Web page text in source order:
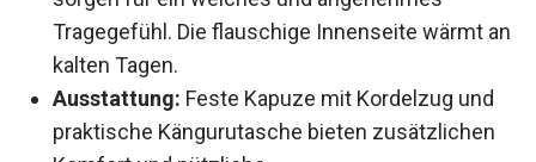
Tragegefühl. Die flauschige Innenseite wärmt
an kalten Tagen.
Ausstattung:
praktische Kängurutasche bieten
zusätzlichen Komfort und nützliche